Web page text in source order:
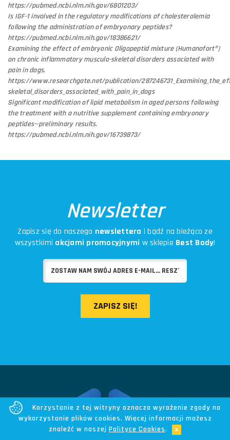
https://pubmed.ncbi.nlm.nih.gov/6801203/
Is IGF-1 involved in the regulatory modifications of cholesterolemia
following the administration of embryonary peptides?
https://pubmed.ncbi.nlm.nih.gov/18386621/
Examining the effect of embryonic Oligopeptid mixture (Humanofort®)
on chronic inflammatory musculo-skeletal disorders associated with
pain in dogs.
https://www.researchgate.net/publication/
skeletal_disorders_associated_with_pain_in_dogs
Significant modification of lipid metabolism in aged persons following
the treatment with a nutritive supplement containing embryonary
peptides--preliminary results.
https://pubmed.ncbi.nlm.nih.gov/16739873/
Newsletter
Zapisz się do naszego newslettera i bądź na bieżąco ze
wszystkimi akcjami promocyjnymi w sklepie Best Body!
ZAPISZ SIĘ!
Korzystanie z tej witryny oznacza wyrażenie zgody na
wykorzystanie plików cookies. Więcej informacji możesz
znaleźć w naszej Polityce Cookies. x
Do góry